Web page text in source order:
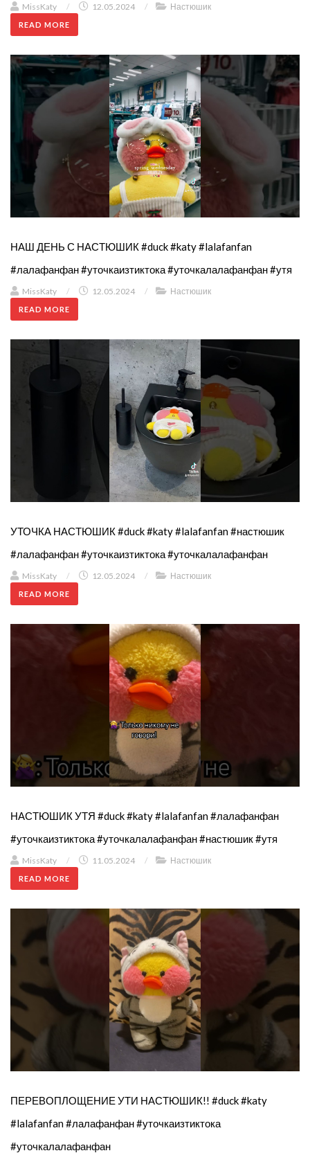
MissKaty / 12.05.2024 / Настюшик
READ MORE
НАШ ДЕНЬ С НАСТЮШИК #duck #katy #lalafanfan
#лалафанфан #уточкаизтиктока #уточкалалафанфан #утя
MissKaty / 12.05.2024 / Настюшик
READ MORE
УТОЧКА НАСТЮШИК #duck #katy #lalafanfan #настюшик
#лалафанфан #уточкаизтиктока #уточкалалафанфан
MissKaty / 12.05.2024 / Настюшик
READ MORE
НАСТЮШИК УТЯ #duck #katy #lalafanfan #лалафанфан
#уточкаизтиктока #уточкалалафанфан #настюшик #утя
MissKaty / 11.05.2024 / Настюшик
READ MORE
ПЕРЕВОПЛОЩЕНИЕ УТИ НАСТЮШИК!! #duck #katy
#lalafanfan #лалафанфан #уточкаизтиктока
#уточкалалафанфан